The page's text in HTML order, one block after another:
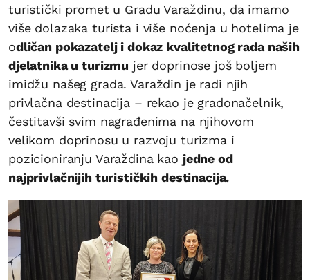
turistički promet u Gradu Varaždinu, da imamo
više dolazaka turista i više noćenja u hotelima je
odličan pokazatelj i dokaz kvalitetnog rada naših
djelatnika u turizmu jer doprinose još boljem
imidžu našeg grada. Varaždin je radi njih
privlačna destinacija – rekao je gradonačelnik,
čestitavši svim nagrađenima na njihovom
velikom doprinosu u razvoju turizma i
pozicioniranju Varaždina kao jedne od
najprivlačnijih turističkih destinacija.